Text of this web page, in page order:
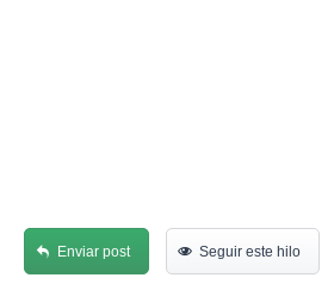
Enviar post Seguir este hilo